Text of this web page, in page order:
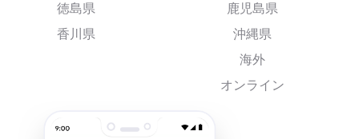
徳島県
香川県
鹿児島県
沖縄県
海外
オンライン